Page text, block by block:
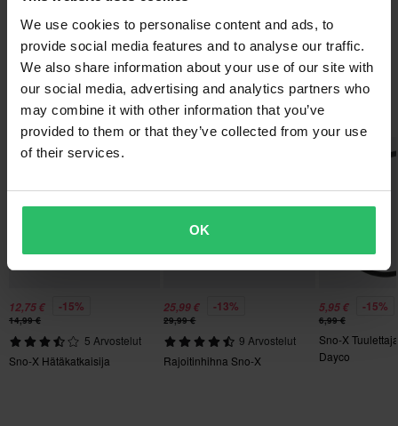
We use cookies to personalise content and ads, to
provide social media features and to analyse our traffic.
We also share information about your use of our site with
our social media, advertising and analytics partners who
may combine it with other information that you’ve
provided to them or that they’ve collected from your use
of their services.
OK
Tämä tuote on valmis lähetettäväksi undefined päivää. Tilaus
lähetetään heti, kun kaikki tuotteesi ovat valmiita. Kassalta näet
arvioidun toimitusajan koko tilaukselle.
Nopeat toimitukset
Toimitamme päivittäin tilauksia kaikkialle Pohjoismaissa.
Hintatakuumme on voimassa 14 päivän kuluessa ostoksestasi.
Ilmainen toimitus yli 150€ ostoksista*
Yli 150€ tilaukset ovat maksuttomia. *Tämä ei sisällä ylisuuria
Kysymyksiä tuotteesta (Kysy jotain)
Kysy jotain
Lähetä
Suosikit tuotemerkiltä Sno-X
12,75 € -15%
14,99 €
5 Arvostelut
Sno-X Hätäkatkaisija
25,99 € -13%
29,99 €
9 Arvostelut
Rajoitinhihna Sno-X
5,95 € -15%
6,99 €
Sno-X
Dayco